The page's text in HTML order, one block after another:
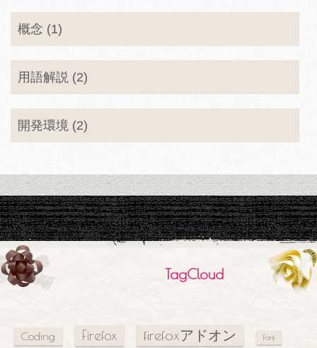
概念 (1)
用語解説 (2)
開発環境 (2)
TagCloud
Coding Firefox firefoxアドオン Font